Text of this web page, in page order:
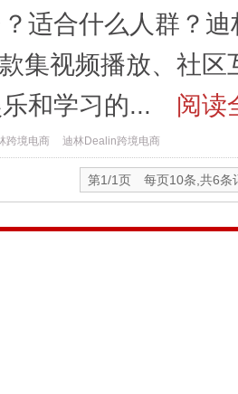
适合什么人群？
集视频播放、社
和学习的...
阅读
跨境电商 迪林Dealin跨境电商
第1/1页 每页10条,共6条